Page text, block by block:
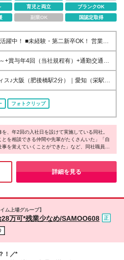
育児と両立
ブランクOK
副業OK 国認定取得
躍中！ ■未経験・第二新卒OK！ 営業
融業界の経験がない方も大歓迎です！ ■
または短期大学を卒業した方で2026年
会社を探している □未経験から専門知識
いる会社で成長したい □仕事とプライベ
+賞与年4回（当社規程有）+通勤交通費
） ※業務遂行に伴う交通費な
は原則会社が支給(当社規程有) ※入社後
として支給 時間外労働の有無に
間外勤務手当を支給 ＼*･ MYリレー
アソシエイトの給与体系について･*／ 完
なく、安定的な支給部分があるので、
不安を抱えずに安定して稼げる環境です
録後に当該資格をはじめて取得した者
適用については法令および当社規程に
*各種制度については2026年6月現在の
ん
ス♪大阪（肥後橋駅2分）｜愛知（栄駅1
地を確約します ※
務地もしくはその周辺で行ないます
)上記を除く当社関連勤務地
フォトクリップ
、年2回の入社日を設けて実施している同社。
とを相談できる仲間や先輩がたくさんいた」「自
を覚えていくことができた」など、同社職員の
と、安心して成長している様子が伺えました。
豊富なうえに、育児や介護と両立する方も多く、
のでオフも大切にしながら長く働ける環境だと
詳細を見る
ム上場グループ】
万可*残業少なめ/SAMOO608
！／*